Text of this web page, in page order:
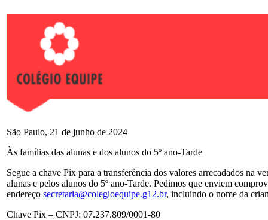
São Paulo, 21 de junho de 2024
Às famílias das alunas e dos alunos do 5º ano-Tarde
Segue a chave Pix para a transferência dos valores arrecadados na
alunas e pelos alunos do 5º ano-Tarde. Pedimos que enviem
endereço secretaria@colegioequipe.g12.br, incluindo o nome da
Chave Pix – CNPJ: 07.237.809/0001-80